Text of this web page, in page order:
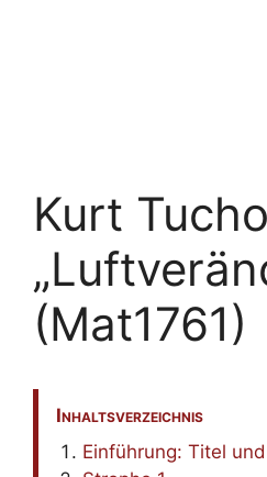
Kurt
(Mat1761)
Inhaltsverzeichnis
Einführung: Titel